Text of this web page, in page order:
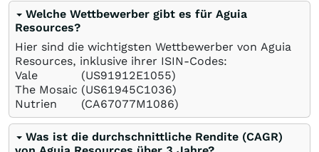
Welche Wettbewerber gibt es für Aguia
Resources?
Hier sind die wichtigsten Wettbewerber von Aguia
Resources, inklusive ihrer ISIN-Codes:
Vale
(US91912E1055)
The Mosaic (US61945C1036)
Nutrien
(CA67077M1086)
Was ist die durchschnittliche Rendite (CAGR)